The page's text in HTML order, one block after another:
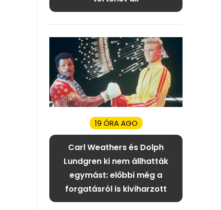
19 ÓRA AGO
Carl Weathers és Dolph
Lundgren ki nem állhatták
egymást: előbbi még a
forgatásról is kiviharzott